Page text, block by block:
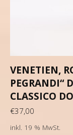
VENETIEN,
PEGRANDI“
CLASSICO
€37,00
inkl. 19 % MwSt.